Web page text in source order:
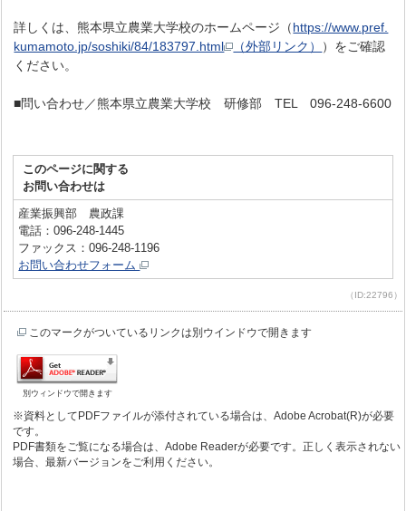
詳しくは、熊本県立農業大学校のホームページ（https://www.pref.
kumamoto.jp/soshiki/84/183797.html
（外部リンク） ）をご確認
ください。
■問い合わせ／熊本県立農業大学校 研修部 TEL 096-248-6600
このページに関する
お問い合わせは
産業振興部 農政課
電話：096-248-1445
ファックス：096-248-1196
お問い合わせフォーム
（ID:22796）
このマークがついているリンクは別ウインドウで開きます
別ウィンドウで開きます
※資料としてPDFファイルが添付されている場合は、Adobe Acrobat(R)が必要
です。
PDF書類をご覧になる場合は、Adobe Readerが必要です。正しく表示されない
場合、最新バージョンをご利用ください。